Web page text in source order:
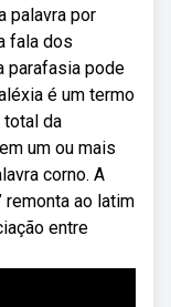
palavra por
fala dos
parafasia pode
é um termo
total da
um ou mais
corno. A
remonta ao latim
entre